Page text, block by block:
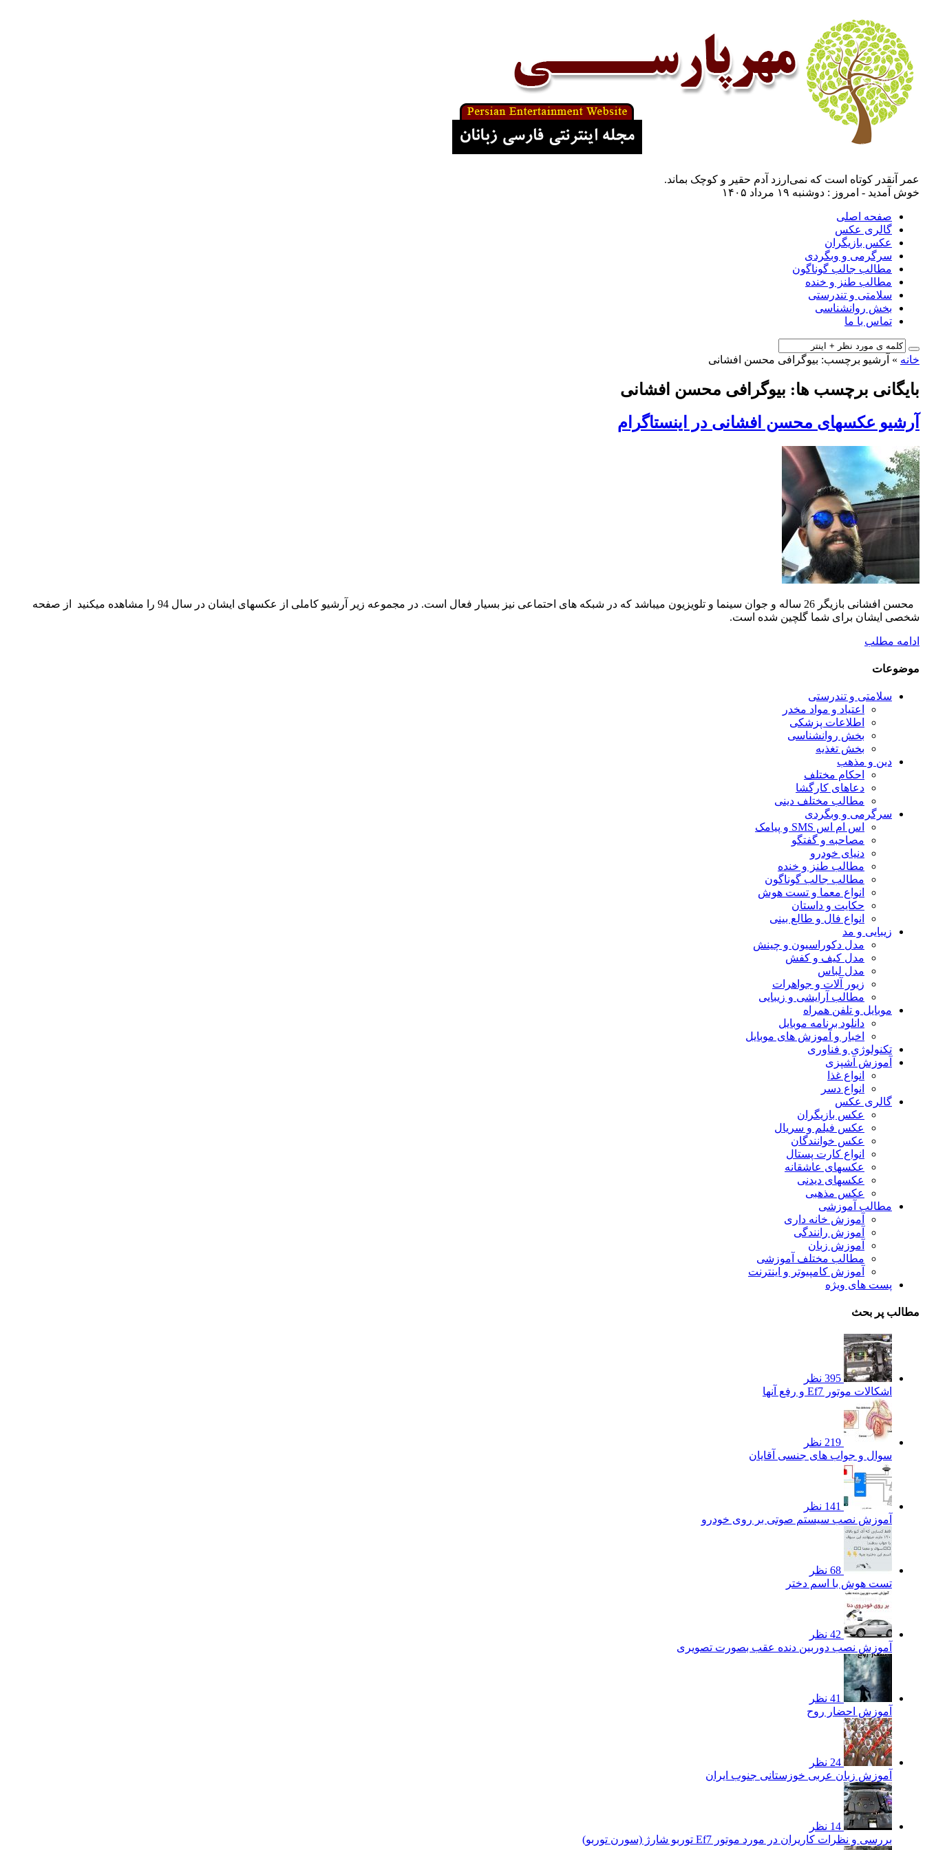
عمر آنقدر کوتاه است که نمی‌ارزد آدم حقیر و کوچک بماند.
خوش آمدید - امروز : دوشنبه ۱۹ مرداد ۱۴۰۵
صفحه اصلی
گالری عکس
عکس بازیگران
سرگرمی و وبگردی
مطالب جالب گوناگون
مطالب طنز و خنده
سلامتی و تندرستی
بخش روانشناسی
تماس با ما
خانه » آرشیو برچسب: بیوگرافی محسن افشانی
بایگانی برچسب ها: بیوگرافی محسن افشانی
آرشیو عکسهای محسن افشانی در اینستاگرام
محسن افشانی بازیگر 26 ساله و جوان سینما و تلویزیون میباشد که در شبکه های احتماعی نیز بسیار فعال است. در مجموعه زیر آرشیو کاملی از عکسهای ایشان در سال 94 را مشاهده میکنید از صفحه
شخصی ایشان برای شما گلچین شده است.
ادامه مطلب
موضوعات
سلامتی و تندرستی
اعتیاد و مواد مخدر
اطلاعات پزشکی
بخش روانشناسی
بخش تغذیه
دین و مذهب
احکام مختلف
دعاهای کارگشا
مطالب مختلف دینی
سرگرمی و وبگردی
اس ام اس SMS و پیامک
مصاحبه و گفتگو
دنیای خودرو
مطالب طنز و خنده
مطالب جالب گوناگون
انواع معما و تست هوش
حکایت و داستان
انواع فال و طالع بینی
زیبایی و مد
مدل دکوراسیون و چینش
مدل کیف و کفش
مدل لباس
زیور آلات و جواهرات
مطالب آرایشی و زیبایی
موبایل و تلفن همراه
دانلود برنامه موبایل
اخبار و آموزش های موبایل
تکنولوژی و فناوری
آموزش آشپزی
انواع غذا
انواع دسر
گالری عکس
عکس بازیگران
عکس فیلم و سریال
عکس خوانندگان
انواع کارت پستال
عکسهای عاشقانه
عکسهای دیدنی
عکس مذهبی
مطالب آموزشی
آموزش خانه داری
آموزش رانندگی
آموزش زبان
مطالب مختلف آموزشی
آموزش کامپیوتر و اینترنت
پست های ویژه
مطالب پر بحث
395 نظر
اشکالات موتور Ef7 و رفع آنها
219 نظر
سوال و جواب های جنسی آقایان
141 نظر
آموزش نصب سیستم صوتی بر روی خودرو
68 نظر
تست هوش با اسم دختر
42 نظر
آموزش نصب دوربین دنده عقب بصورت تصویری
41 نظر
آموزش احضار روح
24 نظر
آموزش زبان عربی خوزستانی جنوب ایران
14 نظر
بررسی و نظرات کاریران در مورد موتور Ef7 توربو شارژ (سورن توربو)